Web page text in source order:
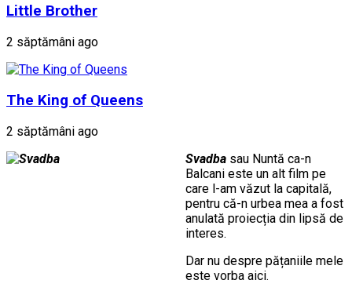
Little Brother
2 săptămâni ago
The King of Queens
2 săptămâni ago
Svadba sau Nuntă ca-n
Balcani este un alt film pe
care l-am văzut la capitală,
pentru că-n urbea mea a fost
anulată proiecția din lipsă de
interes.
Dar nu despre pățaniile mele
este vorba aici.